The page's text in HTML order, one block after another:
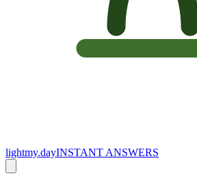
lightmy.dayINSTANT ANSWERS